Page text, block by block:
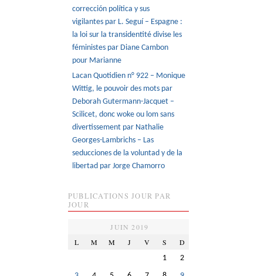
corrección política y sus
vigilantes par L. Seguí – Espagne :
la loi sur la transidentité divise les
féministes par Diane Cambon
pour Marianne
Lacan Quotidien n° 922 – Monique
Wittig, le pouvoir des mots par
Deborah Gutermann-Jacquet –
Scilicet, donc woke ou lom sans
divertissement par Nathalie
Georges-Lambrichs – Las
seducciones de la voluntad y de la
libertad par Jorge Chamorro
PUBLICATIONS JOUR PAR
JOUR
JUIN 2019
L
M M J V S D
1
2